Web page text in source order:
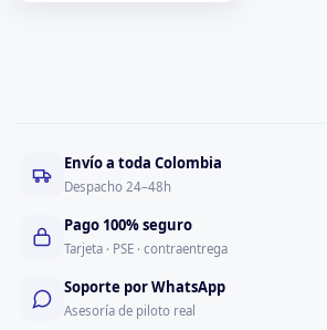
Envío a toda Colombia
Despacho 24–48h
Pago 100% seguro
Tarjeta · PSE · contraentrega
Soporte por WhatsApp
Asesoría de piloto real